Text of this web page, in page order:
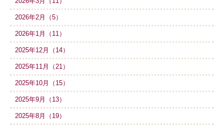
2026年2月（5）
2026年1月（11）
2025年12月（14）
2025年11月（21）
2025年10月（15）
2025年9月（13）
2025年8月（19）